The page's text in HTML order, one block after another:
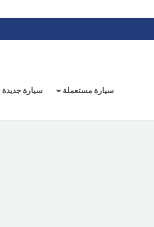
سيارة مستعملة سيارة جديدة